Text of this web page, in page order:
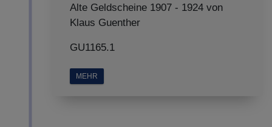
Alte Geldscheine 1907 - 1924 von
Klaus Guenther
GU1165.1
MEHR